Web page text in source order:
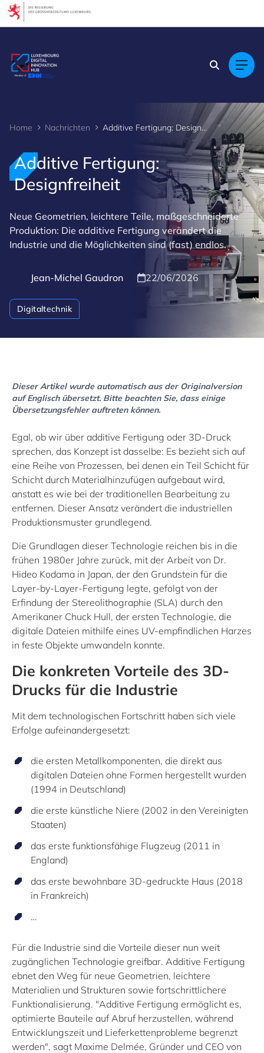
Home Nachrichten Additive Fertigung: Designfreiheit
Additive Fertigung:
Designfreiheit
Neue Geometrien, leichtere Teile, maßgeschneiderte
Produktion: Die additive Fertigung verändert die
Industrie und die Möglichkeiten sind (fast) endlos.
Jean-Michel Gaudron 22/06/2026
Digitaltechnik
Dieser Artikel wurde automatisch aus der Originalversion
auf Englisch übersetzt. Bitte beachten Sie, dass einige
Übersetzungsfehler auftreten können.
Egal, ob wir über additive Fertigung oder 3D-Druck
sprechen, das Konzept ist dasselbe: Es bezieht sich auf
eine Reihe von Prozessen, bei denen ein Teil Schicht für
Schicht durch Materialhinzufügen aufgebaut wird,
anstatt es wie bei der traditionellen Bearbeitung zu
entfernen. Dieser Ansatz verändert die industriellen
Produktionsmuster grundlegend.
Die Grundlagen dieser Technologie reichen bis in die
frühen 1980er Jahre zurück, mit der Arbeit von Dr.
Hideo Kodama in Japan, der den Grundstein für die
Layer-by-Layer-Fertigung legte, gefolgt von der
Erfindung der Stereolithographie (SLA) durch den
Amerikaner Chuck Hull, der ersten Technologie, die
digitale Dateien mithilfe eines UV-empfindlichen Harzes
in feste Objekte umwandeln konnte.
Die konkreten Vorteile des 3D-
Drucks für die Industrie
Mit dem technologischen Fortschritt haben sich viele
Erfolge aufeinandergesetzt:
die ersten Metallkomponenten, die direkt aus
digitalen Dateien ohne Formen hergestellt wurden
(1994 in Deutschland)
die erste künstliche Niere (2002 in den Vereinigten
Staaten)
das erste funktionsfähige Flugzeug (2011 in
England)
das erste bewohnbare 3D-gedruckte Haus (2018
in Frankreich)
…
Für die Industrie sind die Vorteile dieser nun weit
zugänglichen Technologie greifbar. Additive Fertigung
ebnet den Weg für neue Geometrien, leichtere
Materialien und Strukturen sowie fortschrittlichere
Funktionalisierung. "Additive Fertigung ermöglicht es,
optimierte Bauteile auf Abruf herzustellen, während
Entwicklungszeit und Lieferkettenprobleme begrenzt
werden", sagt Maxime Delmée, Gründer und CEO von
Cookies management panel